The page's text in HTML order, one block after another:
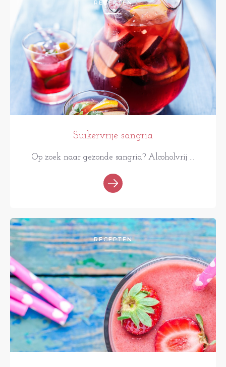
RECEPTEN
Suikervrije sangria
Op zoek naar gezonde sangria? Alcoholvrij ...
RECEPTEN